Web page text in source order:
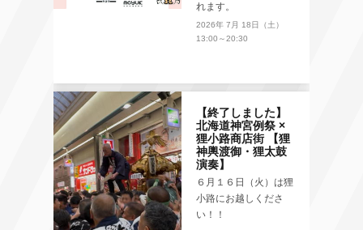
れます。
2026年 7月 18日（土）
13:00～20:30
【終了しました】
北海道神宮例祭 ×
狸小路商店街 【狸
神輿渡御・狸太鼓
演奏】
６月１６日（火）は狸
小路にお越しくださ
い！！